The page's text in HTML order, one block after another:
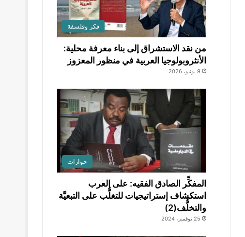
فكر وفلسفة
من نقد الاستشراق إلى بناء معرفة محلية:
الأنثروبولوجيا العربية في منظور المعزوز
9 يونيو، 2026
حوارات
المفكِّر الصادق الفقيه: على العرب
استكشاف إستراتيجيات للتغلُّب على التبعيَّة
والتخلُّف(2)
25 نوفمبر، 2024